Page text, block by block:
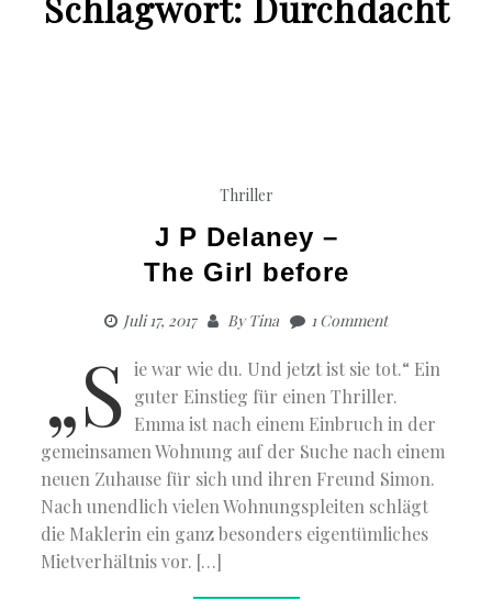
Thriller
J P Delaney –
The Girl before
Juli 17, 2017 ByTina 1 Comment
„S ie war wie du. Und jetzt ist sie tot.“ Ein
guter Einstieg für einen Thriller.
Emma ist nach einem Einbruch in der
gemeinsamen Wohnung auf der Suche nach einem
neuen Zuhause für sich und ihren Freund Simon.
Nach unendlich vielen Wohnungspleiten schlägt
die Maklerin ein ganz besonders eigentümliches
Mietverhältnis vor. […]